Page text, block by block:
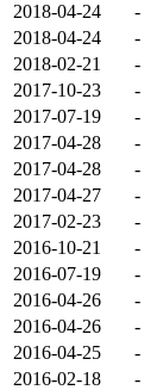
2018-04-24
-
2018-04-24
-
2018-02-21
-
2017-10-23
-
2017-07-19
-
2017-04-28
-
2017-04-28
-
2017-04-27
-
2017-02-23
-
2016-10-21
-
2016-07-19
-
2016-04-26
-
2016-04-26
-
2016-04-25
-
2016-02-18
-